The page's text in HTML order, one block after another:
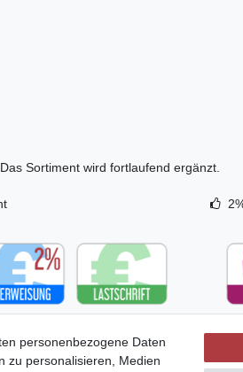
Sortiment wird fortlaufend ergänzt.
personenbezogene Daten
zu personalisieren, Medien